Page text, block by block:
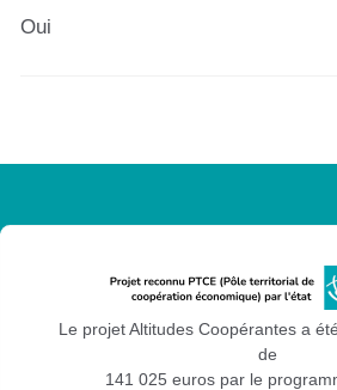
Oui
Le projet Altitudes Coopérantes a
de
141 025 euros par le